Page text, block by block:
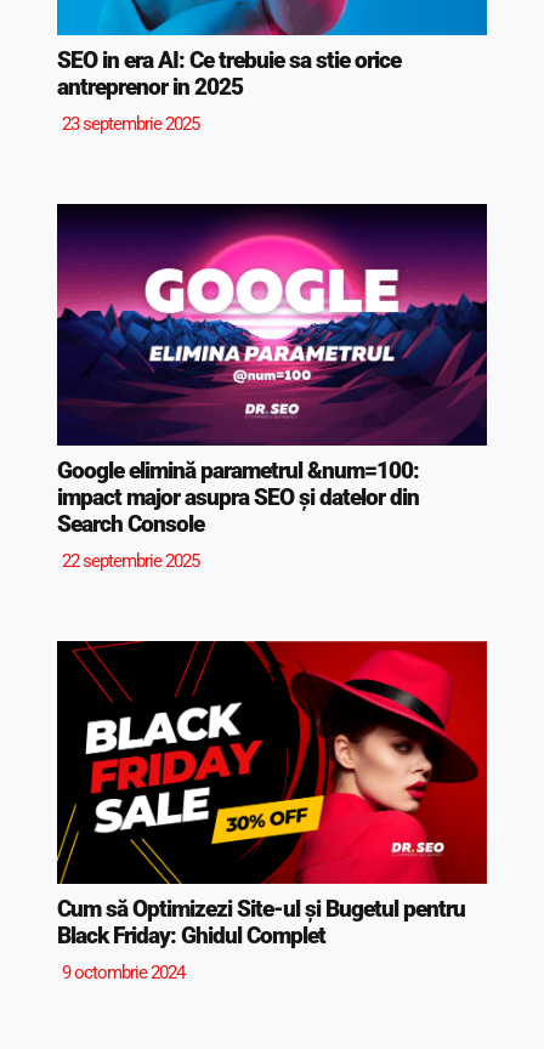
SEO in era AI: Ce trebuie sa stie orice
antreprenor in 2025
23 septembrie 2025
Google elimină parametrul &num=100:
impact major asupra SEO și datelor din
Search Console
22 septembrie 2025
Cum să Optimizezi Site-ul și Bugetul pentru
Black Friday: Ghidul Complet
9 octombrie 2024